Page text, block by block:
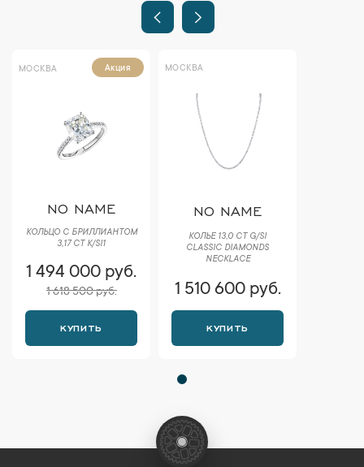
МОСКВА Акция
NO NAME
КОЛЬЦО С БРИЛЛИАНТОМ
3,17 CT K/SI1
1 494 000 руб.
1 618 500 руб.
КУПИТЬ
МОСКВА
NO NAME
КОЛЬЕ 13,0 CT G/SI
CLASSIC DIAMONDS
NECKLACE
1 510 600 руб.
КУПИТЬ